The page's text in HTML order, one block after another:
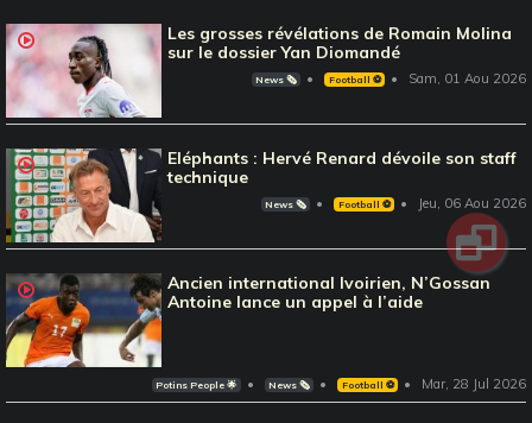
Les grosses révélations de Romain Molina
sur le dossier Yan Diomandé
News 🗞️ Football ⚽️ Sam, 01 Aou 2026
Eléphants : Hervé Renard dévoile son staff
technique
News 🗞️ Football ⚽️ Jeu, 06 Aou 2026
Ancien international Ivoirien, N’Gossan
Antoine lance un appel à l’aide
Potins People 🌟 News 🗞️ Football ⚽️ Mar, 28 Jul 2026